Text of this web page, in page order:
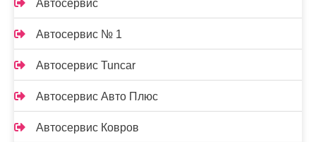
Автосервис
Автосервис № 1
Автосервис Tuncar
Автосервис Авто Плюс
Автосервис Ковров